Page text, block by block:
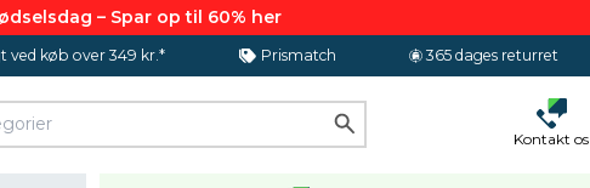
– Spar op til 60% her
ved køb over 349 kr.* Prismatch 365 dages returret
Kontakt os